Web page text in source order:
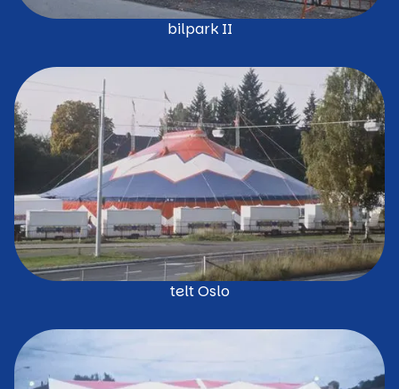
bilpark II
telt Oslo